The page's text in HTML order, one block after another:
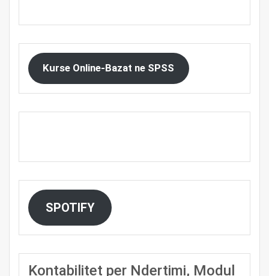
Kurse Online-Bazat ne SPSS
SPOTIFY
Kontabilitet per Ndertimi, Modul